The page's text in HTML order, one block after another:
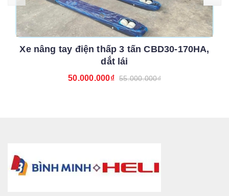
Xe nâng tay điện thấp 3 tấn CBD30-170HA,
dắt lái
50.000.000₫ 55.000.000₫